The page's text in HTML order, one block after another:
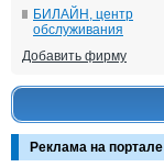
БИЛАЙН, центр
обслуживания
Добавить фирму
Реклама на портале